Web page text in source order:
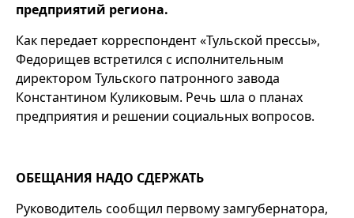
предприятий региона.
Как передает корреспондент «Тульской прессы»,
Федорищев встретился с исполнительным
директором Тульского патронного завода
Константином Куликовым. Речь шла о планах
предприятия и решении социальных вопросов.
ОБЕЩАНИЯ НАДО СДЕРЖАТЬ
Руководитель сообщил первому замгубернатора,